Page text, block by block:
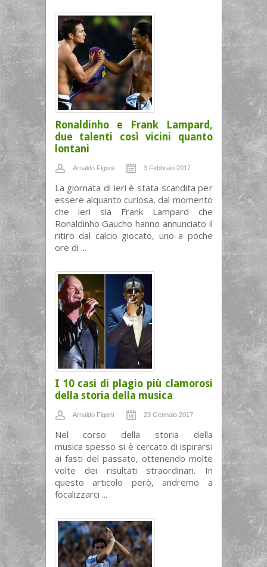
Ronaldinho e Frank Lampard,
due talenti così vicini quanto
lontani
Arnaldo Figoni 3 Febbraio 2017
La giornata di ieri è stata scandita per
essere alquanto curiosa, dal momento
che ieri sia Frank Lampard che
Ronaldinho Gaucho hanno annunciato il
ritiro dal calcio giocato, uno a poche
ore di ...
I 10 casi di plagio più clamorosi
della storia della musica
Arnaldo Figoni 23 Gennaio 2017
Nel corso della storia della
musica spesso si è cercato di ispirarsi
ai fasti del passato, ottenendo molte
volte dei risultati straordinari. In
questo articolo però, andremo a
focalizzarci ...